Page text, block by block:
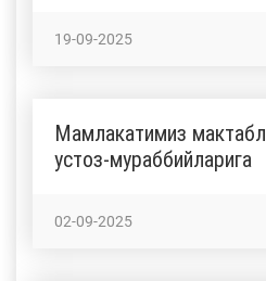
19-09-2025
Мамлакатимиз
устоз-мураббийларига
02-09-2025